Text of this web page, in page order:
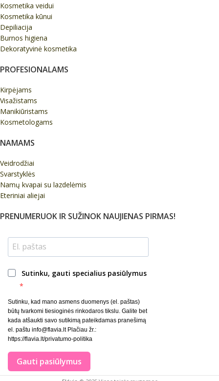
Kosmetika veidui
Kosmetika kūnui
Depiliacija
Burnos higiena
Dekoratyvinė kosmetika
PROFESIONALAMS
Kirpėjams
Visažistams
Manikiūristams
Kosmetologams
NAMAMS
Veidrodžiai
Svarstyklės
Namų kvapai su lazdelėmis
Eteriniai aliejai
PRENUMERUOK IR SUŽINOK NAUJIENAS PIRMAS!
Sutinku, gauti specialius pasiūlymus
Sutinku, kad mano asmens duomenys (el. paštas)
būtų tvarkomi tiesioginės rinkodaros tikslu. Galite bet
kada atšaukti savo sutikimą pateikdamas pranešimą
el. paštu info@flavia.lt Plačiau žr.:
https://flavia.lt/privatumo-politika
Gauti pasiūlymus